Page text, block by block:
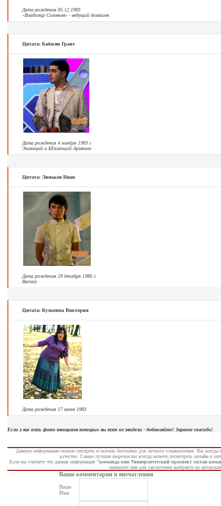
Дата рождения 05.12.1983
«Владимир Соловьев» - ведущий домашек
Цитата: Бабасян Грант
Дата рождения 4 ноября 1983 г
Экающий и БЕкающий Армянин
Цитата: Линьков Иван
Дата рождения 29 декабря 1986 г
Bartezz
Цитата: Кузьмина Виктория
Дата рождения 17 июня 1983
Если у вас есть фото квнщиков которых вы тут не увидели - добавляйте! Заранее спасибо!
Данную информацию можно смотреть и скачать бесплатно для личного ознакомления. Вы всегда
качестве. Самые лучшие вырезки вы всегда можете посмотреть онлайн и
Если вы считаете что данная информация "(команда квн Университетский проспект состав
напишите нам для заключения контракта по
Ваши комментарии и впечатления
Ваше
Имя